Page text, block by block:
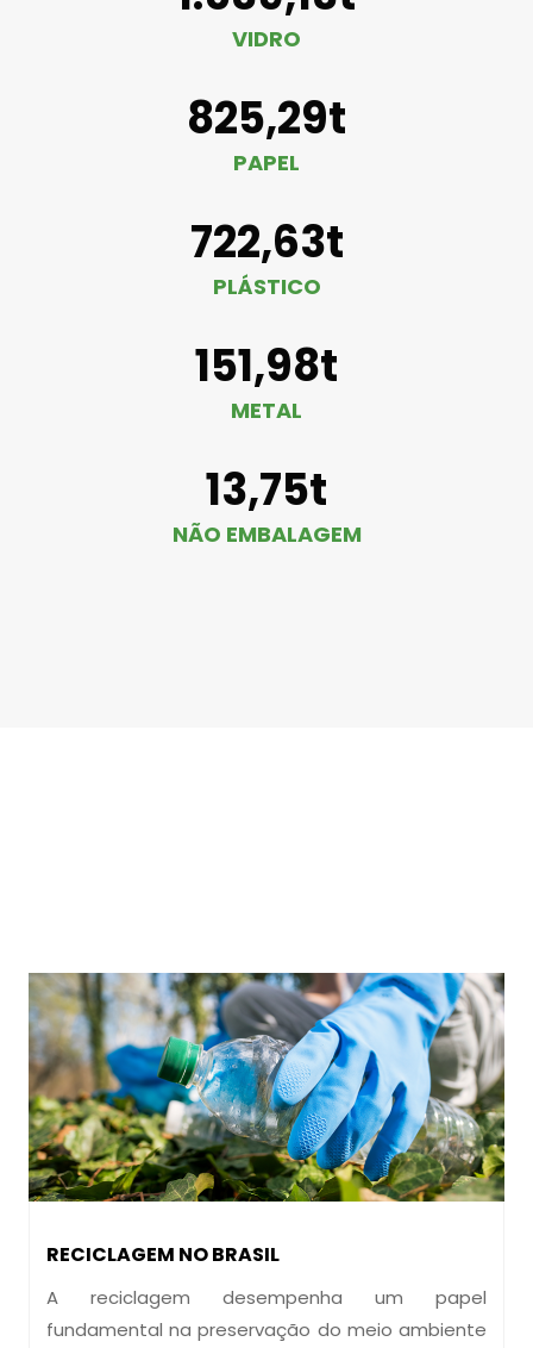
VIDRO
825,29t
PAPEL
722,63t
PLÁSTICO
151,98t
METAL
13,75t
NÃO EMBALAGEM
RECICLAGEM NO BRASIL
A reciclagem desempenha um papel
fundamental na preservação do meio ambiente